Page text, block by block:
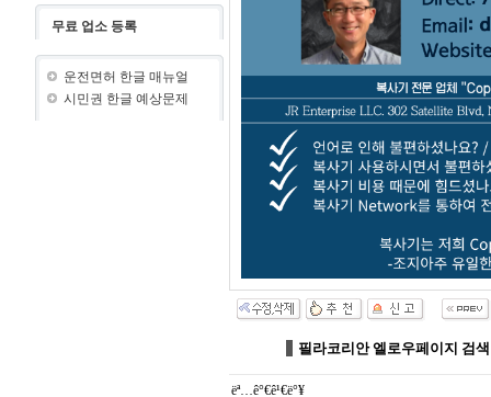
무료 업소 등록
운전면허 한글 매뉴얼
시민권 한글 예상문제
필라코리안 엘로우페이지 검색
ëª…ê°€ê¹€ë°¥